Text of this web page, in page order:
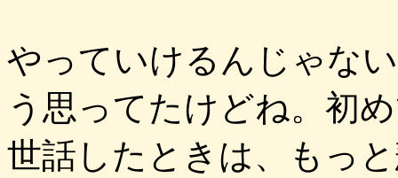
やっていけるんじゃな
う思ってたけどね。初
世話したときは、もっ